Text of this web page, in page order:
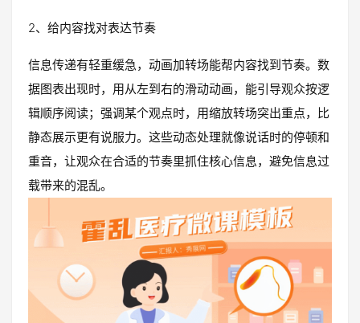
2、给内容找对表达节奏
信息传递有轻重缓急，动画加转场能帮内容找到节奏。数
据图表出现时，用从左到右的滑动动画，能引导观众按逻
辑顺序阅读；强调某个观点时，用缩放转场突出重点，比
静态展示更有说服力。这些动态处理就像说话时的停顿和
重音，让观众在合适的节奏里抓住核心信息，避免信息过
载带来的混乱。